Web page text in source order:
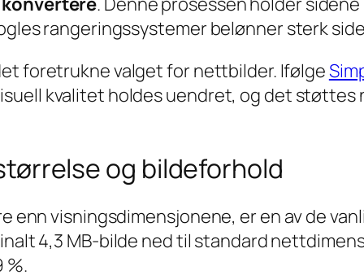
rangeringssystemer belønner sterk
foretrukne valget for nettbilder. Ifølge
kvalitet holdes uendret, og det støttes
og bildeforhold
enn visningsdimensjonene, er en av de
4,3 MB-bilde ned til standard
%.